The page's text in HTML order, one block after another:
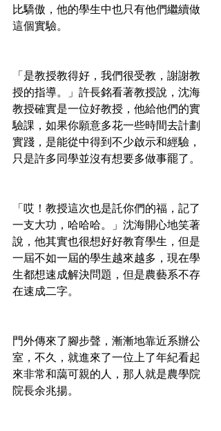
比驕傲，他的學生中也只有他們繼續做
這個實驗。
「是教授教得好，我們很受教，謝謝教
授的指導。」許長銘看著教授說，沈海
教授確實是一位好教授，他給他們的實
驗課，如果你願意多花一些時間去計劃
實踐，是能從中得到不少啟示和經驗，
只是許多同學並沒有想要多做事罷了。
「哎！教授這次也是託你們的福，記了
一支大功，哈哈哈。」沈海開心地笑著
說，他其實也很想好好教育學生，但是
一屆不如一屆的學生越來越多，現在學
生都想速成解決問題，但是農藝系不存
在速成二字。
門外傳來了腳步聲，漸漸地靠近系辦公
室，不久，就進來了一位上了年紀看起
來非常和藹可親的人，那人就是農學院
院長余兆揚。